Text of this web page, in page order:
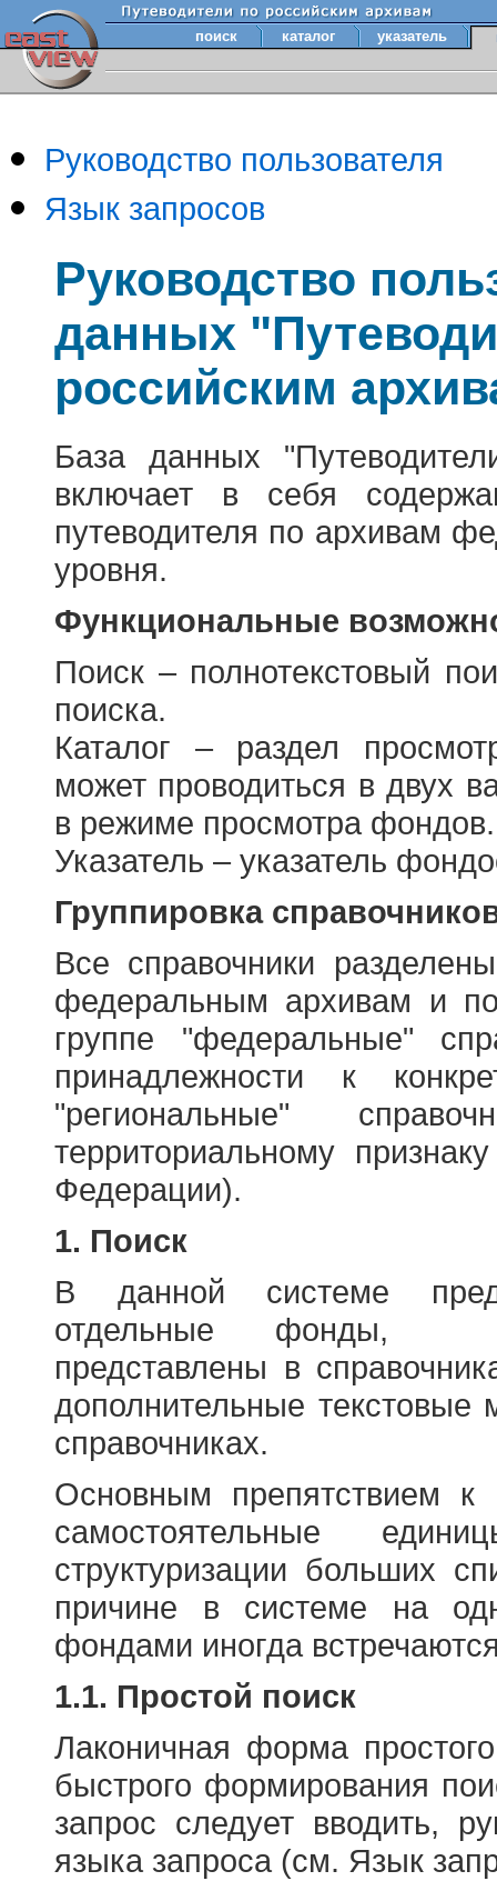
поиск каталог указатель
Руководство пользователя
Язык запросов
Руководство
данных
российским
База данных
включает в себя
путеводителя по архивам
уровня.
Функциональные
Поиск – полнотекстовый
поиска.
Каталог – раздел
может проводиться в двух
в режиме просмотра фондов.
Указатель – указатель
Группировка
Все справочники
федеральным архивам и
группе "федеральные"
принадлежности к
"региональные"
территориальному
Федерации).
1. Поиск
В данной системе
отдельные фонды,
представлены в
дополнительные
справочниках.
Основным препятствием
самостоятельные
структуризации больших
причине в системе на
фондами иногда
1.1. Простой поиск
Лаконичная форма
быстрого формирования
запрос следует вводить,
языка запроса (см. Язык